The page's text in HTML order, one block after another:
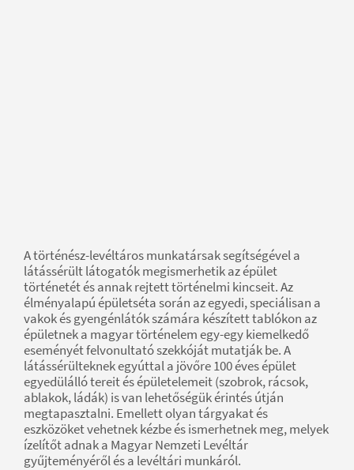
A történész-levéltáros munkatársak segítségével a
látássérült látogatók megismerhetik az épület
történetét és annak rejtett történelmi kincseit. Az
élményalapú épületséta során az egyedi, speciálisan a
vakok és gyengénlátók számára készített tablókon az
épületnek a magyar történelem egy-egy kiemelkedő
eseményét felvonultató szekkóját mutatják be. A
látássérülteknek egyúttal a jövőre 100 éves épület
egyedülálló tereit és épületelemeit (szobrok, rácsok,
ablakok, ládák) is van lehetőségük érintés útján
megtapasztalni. Emellett olyan tárgyakat és
eszközöket vehetnek kézbe és ismerhetnek meg, melyek
ízelítőt adnak a Magyar Nemzeti Levéltár
gyűjteményéről és a levéltári munkáról.